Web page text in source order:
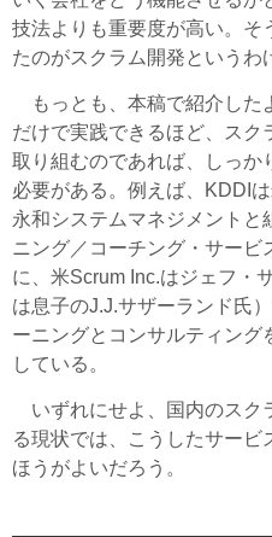
技法よりも重要度が高い。そ
たのがスクラム開発というわ
もっとも、本稿で紹介した
だけで実践できるほど、ス
取り組むのであれば、しっか
必要がある。例えば、KDDI
永和システムマネジメントと
ニング／コーチング・サービ
に、米Scrum Inc.はジェフ・
は息子のJ.J.サザーランド氏
ーニングとコンサルティン
している。
いずれにせよ、国内のスク
る現状では、こうしたサービ
ほうがよいだろう。